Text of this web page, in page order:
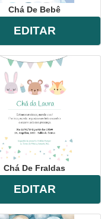
Chá De Bebê
EDITAR
Chá De Fraldas
EDITAR